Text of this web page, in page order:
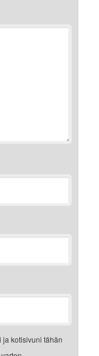
kotisivuni tähän